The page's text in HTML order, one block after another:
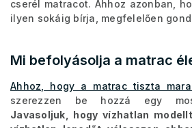
cserél matracot. Ahhoz azonban,
ilyen sokáig bírja, megfelelően
Mi befolyásolja a matrac
Ahhoz, hogy a matrac tiszta
szerezzen be hozzá egy
Javasoljuk, hogy vízhatlan